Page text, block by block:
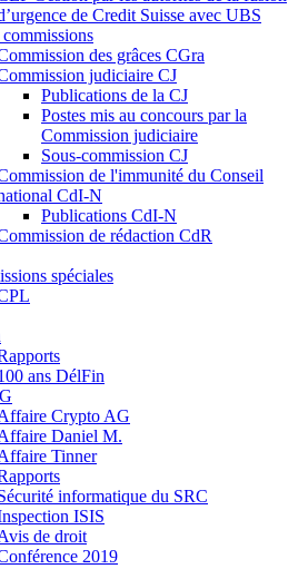
de Credit Suisse avec UBS
des grâces CGra
judiciaire CJ
Publications de la CJ
Postes mis au concours par la
Commission judiciaire
Sous-commission CJ
de l'immunité du Conseil
CdI-N
Publications CdI-N
de rédaction CdR
spéciales
ans DélFin
Crypto AG
Daniel M.
Tinner
informatique du SRC
ISIS
de droit
2019